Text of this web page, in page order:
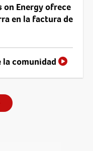
on Energy ofrece
en la factura de
la comunidad